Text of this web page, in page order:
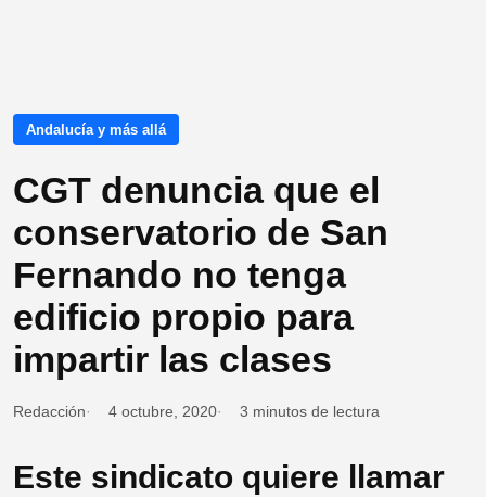
Andalucía y más allá
CGT denuncia que el
conservatorio de San
Fernando no tenga
edificio propio para
impartir las clases
Redacción 4 octubre, 2020 3 minutos de lectura
Este sindicato quiere llamar